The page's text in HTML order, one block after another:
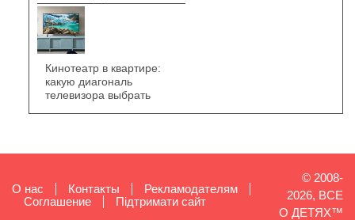
Кинотеатр в квартире:
какую диагональ
телевизора выбрать
О нас Контакты
Рекламодателям
Cоглашение
Підтримати сайт
© 2008-
2026, ВСЕ
О ДЕТЯХ™